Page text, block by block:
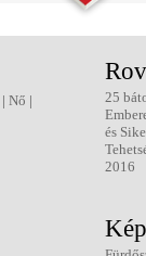
| Nő |
25
és
2016